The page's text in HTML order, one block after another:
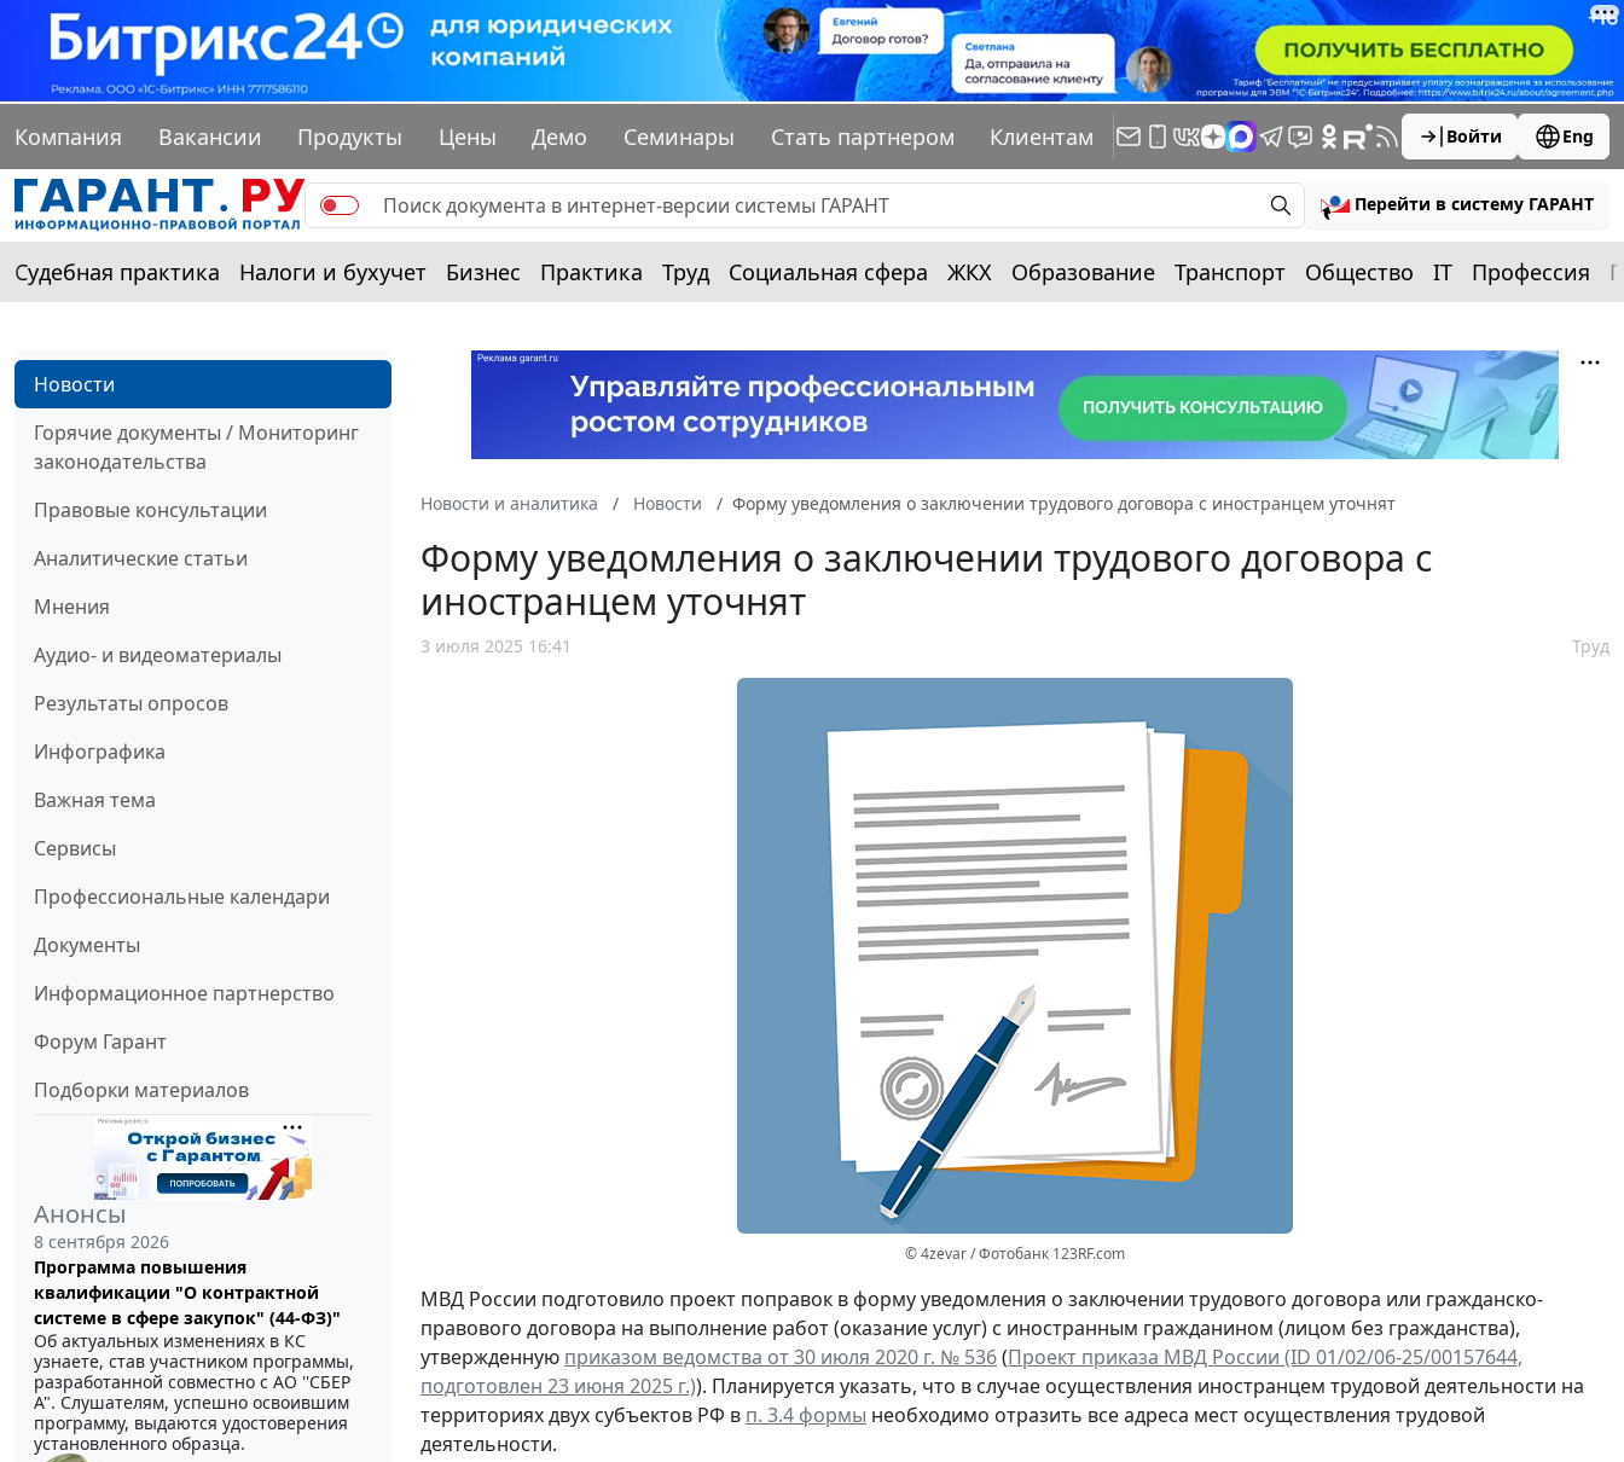
Компания Вакансии Продукты Цены Демо Семинары Стать партнером Клиентам Войти Eng
Перейти в систему ГАРАНТ
Судебная практика Налоги и бухучет Бизнес Практика Труд Социальная сфера ЖКХ Образование Транспорт Общество IT Профессия
Новости
Горячие документы / Мониторинг
законодательства
Правовые консультации
Аналитические статьи
Мнения
Аудио- и видеоматериалы
Результаты опросов
Инфографика
Важная тема
Сервисы
Профессиональные календари
Документы
Информационное партнерство
Форум Гарант
Подборки материалов
Анонсы
8 сентября 2026
Программа повышения
квалификации "О контрактной
системе в сфере закупок" (44-ФЗ)"
Об актуальных изменениях в КС
узнаете, став участником программы,
разработанной совместно с АО ''СБЕР
А". Слушателям, успешно освоившим
программу, выдаются удостоверения
установленного образца.
Новости и аналитика Новости Форму уведомления о заключении трудового договора с иностранцем уточнят
Форму уведомления о заключении трудового договора с
иностранцем уточнят
3 июля 2025 16:41 Труд
© 4zevar / Фотобанк 123RF.com
МВД России подготовило проект поправок в форму уведомления о заключении трудового договора или гражданско-
правового договора на выполнение работ (оказание услуг) с иностранным гражданином (лицом без гражданства),
утвержденную приказом ведомства от 30 июля 2020 г. № 536(Проект приказа МВД России (ID 01/02/06-25/00157644,
подготовлен 23 июня 2025 г.)). Планируется указать, что в случае осуществления иностранцем трудовой деятельности на
территориях двух субъектов РФ в п. 3.4 формы необходимо отразить все адреса мест осуществления трудовой
деятельности.